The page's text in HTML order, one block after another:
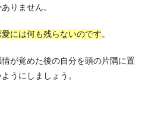
りません。
には何も残らないのです。
が覚めた後の自分を頭の片隅に置
うにしましょう。